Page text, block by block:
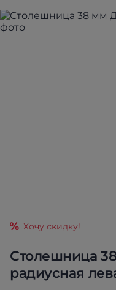
Столешница
радиусная
Хочу скидку!